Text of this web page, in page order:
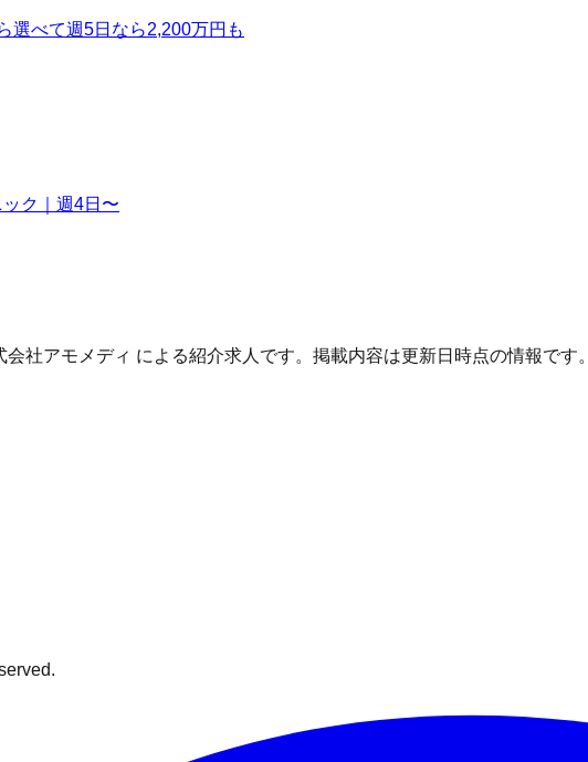
選べて週5日なら2,200万円も
ク｜週4日〜
会社アモメディ による紹介求人です。掲載内容は更新日時点の情報です。